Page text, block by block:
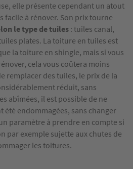
elle présente cependant un atout
facile à rénover. Son prix tourne
le type de tuiles : tuiles canal,
plates. La toiture en tuiles est
la toiture en shingle, mais si vous
cela vous coûtera moins
remplacer des tuiles, le prix de la
réduit, sans
abîmées, il est possible de ne
été endommagées, sans changer
paramètre à prendre en compte si
par exemple sujette aux chutes de
les toitures.